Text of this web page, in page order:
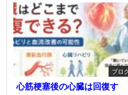
ブロ
心筋梗塞後の心臓は回復す